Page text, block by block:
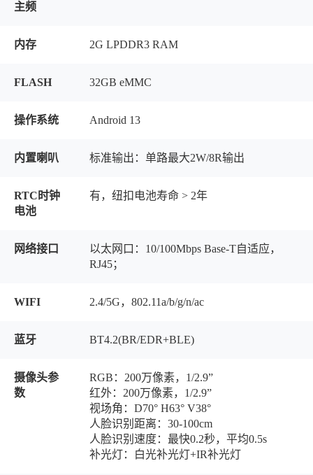
主频
内存 2G LPDDR3 RAM
FLASH 32GB eMMC
操作系统 Android 13
内置喇叭 标准输出：单路最大2W/8R输出
RTC时钟
电池
有，纽扣电池寿命 > 2年
网络接口
以太网口：10/100Mbps Base-T自适应，
RJ45；
WIFI 2.4/5G，802.11a/b/g/n/ac
蓝牙 BT4.2(BR/EDR+BLE)
摄像头参
数
RGB：200万像素，1/2.9”
红外：200万像素，1/2.9”
视场角：D70° H63° V38°
人脸识别距离：30-100cm
人脸识别速度：最快0.2秒，平均0.5s
补光灯：白光补光灯+IR补光灯